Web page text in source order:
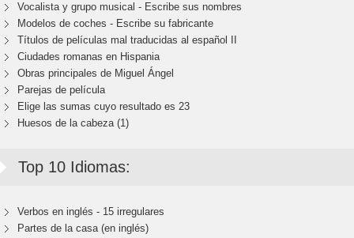
Vocalista y grupo musical - Escribe sus nombres
Modelos de coches - Escribe su fabricante
Títulos de películas mal traducidas al español II
Ciudades romanas en Hispania
Obras principales de Miguel Ángel
Parejas de película
Elige las sumas cuyo resultado es 23
Huesos de la cabeza (1)
Top 10 Idiomas:
Verbos en inglés - 15 irregulares
Partes de la casa (en inglés)